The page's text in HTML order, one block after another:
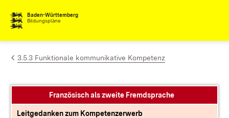
Zum Inhalt springen
Baden-Württemberg
Bildungspläne
3.5.3 Funktionale kommunikative Kompetenz
Französisch als zweite Fremdsprache
Leitgedanken zum Kompetenzerwerb